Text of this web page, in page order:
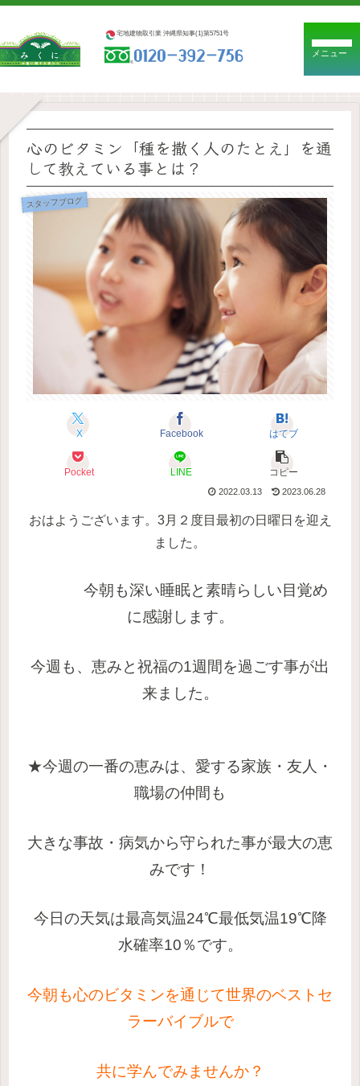
宅地建物取引業 沖縄県知事(1)第5751号
メニュー
心のビタミン「種を撒く人のたとえ」を通
して教えている事とは？
スタッフブログ
X Facebook はてブ
Pocket LINE コピー
2022.03.13 2023.06.28
おはようございます。3月２度目最初の日曜日を迎え
ました。
今朝も深い睡眠と素晴らしい目覚め
に感謝します。
今週も、恵みと祝福の1週間を過ごす事が出
来ました。
★今週の一番の恵みは、愛する家族・友人・
職場の仲間も
大きな事故・ 病気から守られた事が最大の恵
みです！
今日の天気は最高気温24℃最低気温19℃降
水確率10％です。
今朝も心のビタミンを通じて世界のベストセ
ラーバイブルで
共に学んでみ ませんか？